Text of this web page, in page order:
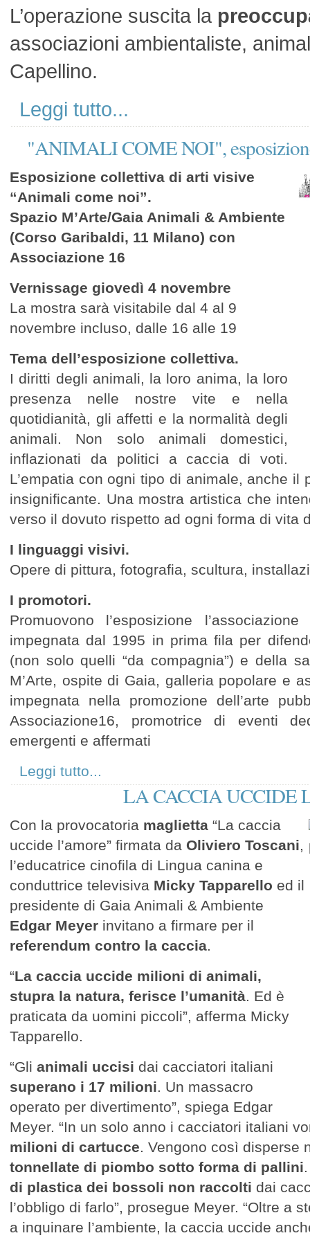
L’operazione suscita la
associazioni ambientaliste,
Capellino.
Leggi tutto...
"ANIMALI COME NOI",
Esposizione collettiva di arti visive
“Animali come noi”.
Spazio M’Arte/Gaia Animali & Ambiente
(Corso Garibaldi, 11 Milano) con
Associazione 16
Vernissage giovedì 4 novembre
La mostra sarà visitabile dal 4 al 9
novembre incluso, dalle 16 alle 19
Tema dell’esposizione collettiva.
I diritti degli animali, la loro anima, la loro
presenza nelle nostre vite e nella
quotidianità, gli affetti e la normalità degli
animali. Non solo animali domestici,
inflazionati da politici a caccia di voti.
L’empatia con ogni tipo di animale, anche il
insignificante. Una mostra artistica che
verso il dovuto rispetto ad ogni forma di vita
I linguaggi visivi.
Opere di pittura, fotografia, scultura,
I promotori.
Promuovono l’esposizione
impegnata dal 1995 in prima fila per
(non solo quelli “da compagnia”) e della
M’Arte, ospite di Gaia, galleria popolare e
impegnata nella promozione dell’arte
Associazione16, promotrice di eventi
emergenti e affermati
Leggi tutto...
LA CACCIA UCCIDE
Con la provocatoria maglietta “La caccia
uccide l’amore” firmata da Oliviero Toscani,
l’educatrice cinofila di Lingua canina e
conduttrice televisiva Micky Tapparello ed il
presidente di Gaia Animali & Ambiente
Edgar Meyer invitano a firmare per il
referendum contro la caccia.
“La caccia uccide milioni di animali,
stupra la natura, ferisce l’umanità. Ed è
praticata da uomini piccoli”, afferma Micky
Tapparello.
“Gli animali uccisi dai cacciatori italiani
superano i 17 milioni. Un massacro
operato per divertimento”, spiega Edgar
Meyer. “In un solo anno i cacciatori italiani
milioni di cartucce. Vengono così disperse
tonnellate di piombo sotto forma di pallini
di plastica dei bossoli non raccolti dai
l’obbligo di farlo”, prosegue Meyer. “Oltre a
a inquinare l’ambiente, la caccia uccide